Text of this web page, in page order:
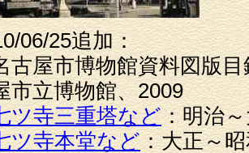
06/25追加：
古屋市博物館資料図版
市立博物館、2009
ツ寺三重塔など：明治
ツ寺本堂など：大正～